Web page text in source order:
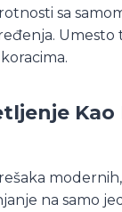
sa
Umesto
Kao
na samo